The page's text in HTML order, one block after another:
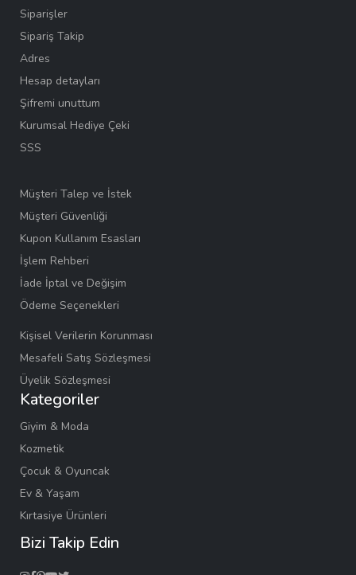
Siparişler
Sipariş Takip
Adres
Hesap detayları
Şifremi unuttum
Kurumsal Hediye Çeki
SSS
Müşteri Talep ve İstek
Müşteri Güvenliği
Kupon Kullanım Esasları
İşlem Rehberi
İade İptal ve Değişim
Ödeme Seçenekleri
Kişisel Verilerin Korunması
Mesafeli Satış Sözleşmesi
Üyelik Sözleşmesi
Kategoriler
Giyim & Moda
Kozmetik
Çocuk & Oyuncak
Ev & Yaşam
Kırtasiye Ürünleri
Bizi Takip Edin